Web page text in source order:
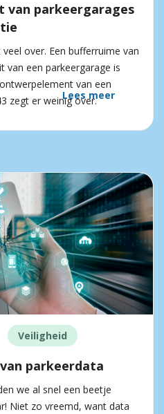
parkeergarages
over. Een bufferruime van
van een parkeergarage is
van een
zegt er weinig over.
Lees meer
Veiligheid
parkeerdata
we al snel een beetje
Niet zo vreemd, want data